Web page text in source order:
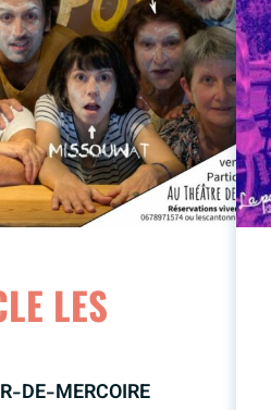
LES
DE-MERCOIRE